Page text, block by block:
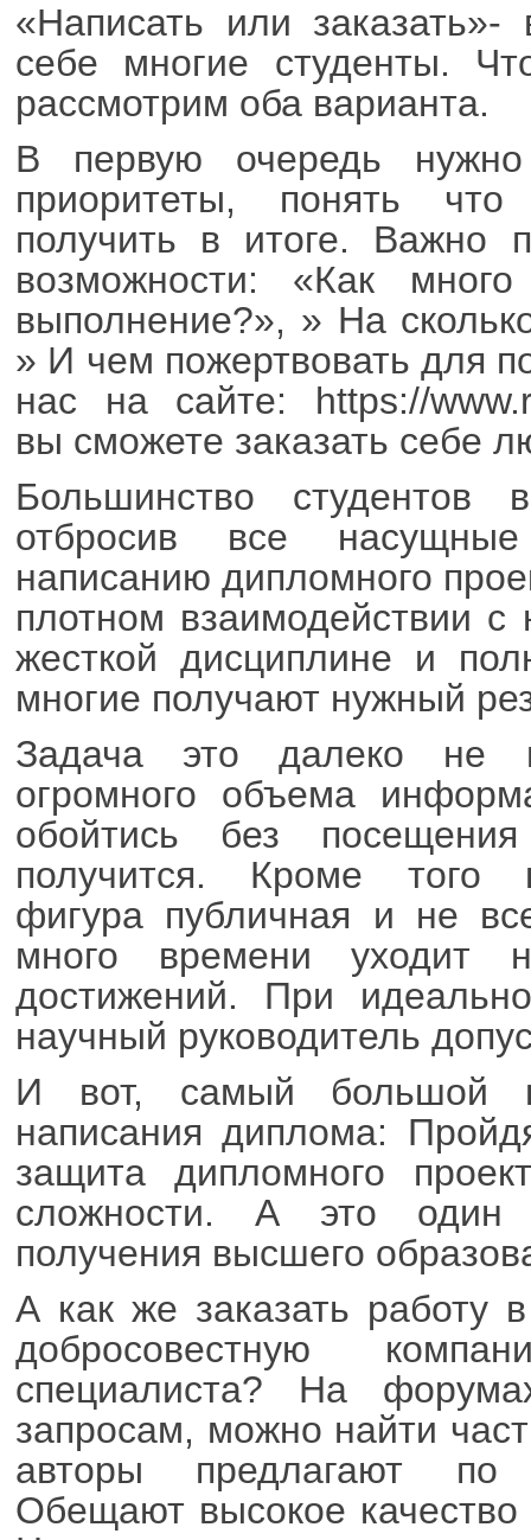
«Написать или
себе многие студенты.
рассмотрим оба варианта.
В первую очередь
приоритеты, понять
получить в итоге. Важно
возможности: «Как
выполнение?», » На
» И чем пожертвовать для
нас на сайте: https://
вы сможете заказать себе
Большинство
отбросив все
написанию дипломного
плотном взаимодействии
жесткой дисциплине и
многие получают нужный
Задача это далеко не
огромного объема
обойтись без
получится. Кроме того
фигура публичная и не
много времени уходит
достижений. При
научный руководитель
И вот, самый большой
написания диплома:
защита дипломного
сложности. А это
получения высшего
А как же заказать работу
добросовестную
специалиста? На
запросам, можно найти
авторы предлагают по
Обещают высокое качество